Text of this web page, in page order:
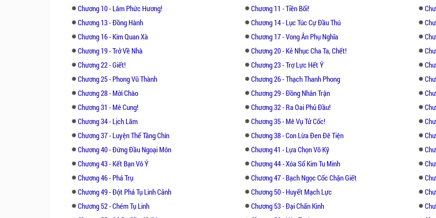
Chương 10 - Lâm Phức Hương! Chương 11 - Tiền Bối!
Chương 13 - Đồng Hành
Chương 14 - Lục Túc Cự Đầu Thú
Chương 16 - Kim Quan Xà
Chương 17 - Vong Ân Phụ Nghĩa
Chương 19 - Trở Về Nhà
Chương 20 - Kẻ Nhục Cha Ta, Chết!
Chương 22 - Giết!
Chương 23 - Trợ Lực Hết Ý
Chương 25 - Phong Vũ Thành
Chương 26 - Thạch Thanh Phong
Chương 28 - Mời Chào
Chương 29 - Đồng Nhân Trận
Chương 31 - Mê Cung!
Chương 32 - Ra Oai Phủ Đầu!
Chương 34 - Lịch Lãm
Chương 35 - Mê Vụ Tử Cốc!
Chương 37 - Luyện Thể Tầng Chín
Chương 38 - Con Lừa Đen Đê Tiện
Chương 40 - Đứng Đầu Ngoại Môn
Chương 41 - Lựa Chọn Võ Kỹ
Chương 43 - Kết Bạn Vô Ý
Chương 44 - Xóa Sổ Kim Tu Minh
Chương 46 - Phá Trụ
Chương 47 - Bạch Ngọc Cốc Chặn Giết
Chương 49 - Đột Phá Tụ Linh Cảnh
Chương 50 - Huyết Mạch Lực
Chương 52 - Chém Tụ Linh
Chương 53 - Đại Chấn Kinh